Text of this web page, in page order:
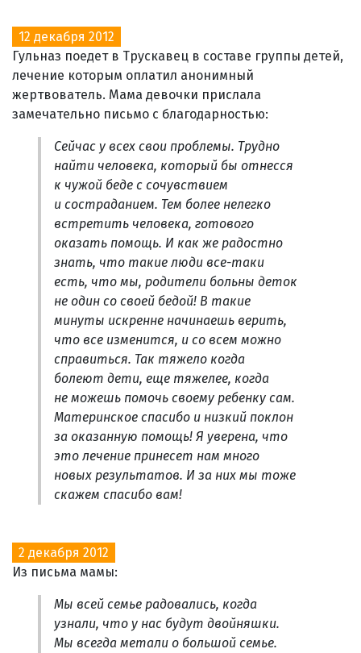
12 декабря 2012
Гульназ поедет в Трускавец в составе группы детей,
лечение которым оплатил анонимный
жертвователь. Мама девочки прислала
замечательно письмо с благодарностью:
Сейчас у всех свои проблемы. Трудно
найти человека, который бы отнесся
к чужой беде с сочувствием
и состраданием. Тем более нелегко
встретить человека, готового
оказать помощь. И как же радостно
знать, что такие люди все-таки
есть, что мы, родители больны деток
не один со своей бедой! В такие
минуты искренне начинаешь верить,
что все изменится, и со всем можно
справиться. Так тяжело когда
болеют дети, еще тяжелее, когда
не можешь помочь своему ребенку сам.
Материнское спасибо и низкий поклон
за оказанную помощь! Я уверена, что
это лечение принесет нам много
новых результатов. И за них мы тоже
скажем спасибо вам!
2 декабря 2012
Из письма мамы:
Мы всей семье радовались, когда
узнали, что у нас будут двойняшки.
Мы всегда метали о большой семье.